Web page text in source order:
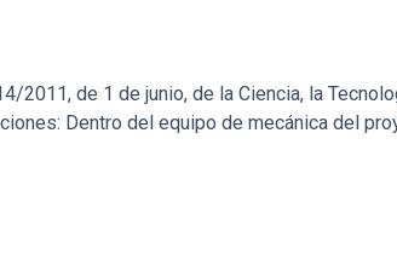
2011, de 1 de junio, de la Ciencia, la
Dentro del equipo de mecánica del